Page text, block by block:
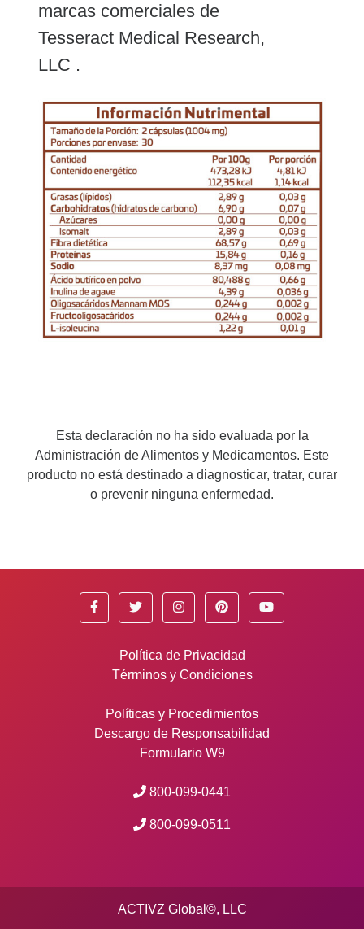
marcas comerciales de
Tesseract Medical Research,
LLC .
Esta declaración no ha sido evaluada por la
Administración de Alimentos y Medicamentos. Este
producto no está destinado a diagnosticar, tratar, curar
o prevenir ninguna enfermedad.
Política de Privacidad
Términos y Condiciones
Políticas y Procedimientos
Descargo de Responsabilidad
Formulario W9
800-099-0441
800-099-0511
ACTIVZ Global©, LLC